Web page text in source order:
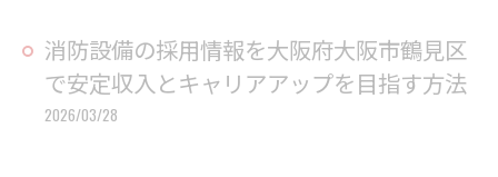
消防設備の採用情報を大阪府大阪市鶴見区
で安定収入とキャリアアップを目指す方法
2026/03/28